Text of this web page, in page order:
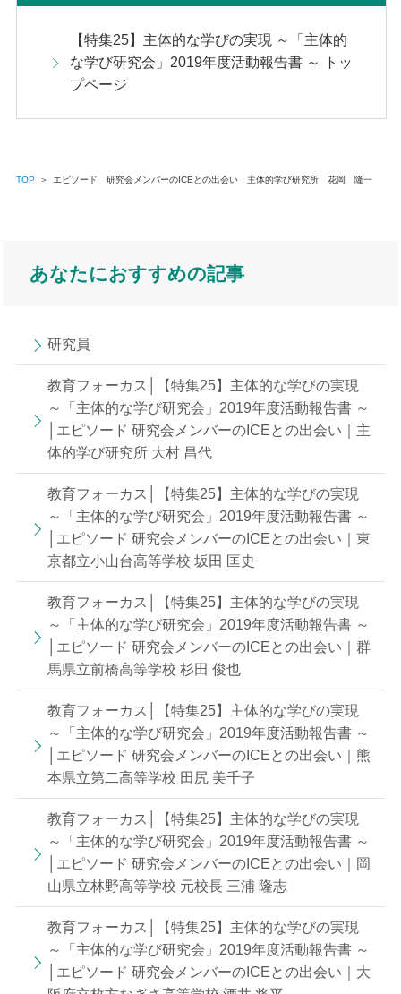
【特集25】主体的な学びの実現 ～「主体的
な学び研究会」2019年度活動報告書 ～ トッ
プページ
TOP ＞ エピソード 研究会メンバーのICEとの出会い 主体的学び研究所 花岡 隆一
あなたにおすすめの記事
研究員
教育フォーカス│【特集25】主体的な学びの実現
～「主体的な学び研究会」2019年度活動報告書 ～
│エピソード 研究会メンバーのICEとの出会い｜主
体的学び研究所 大村 昌代
教育フォーカス│【特集25】主体的な学びの実現
～「主体的な学び研究会」2019年度活動報告書 ～
│エピソード 研究会メンバーのICEとの出会い｜東
京都立小山台高等学校 坂田 匡史
教育フォーカス│【特集25】主体的な学びの実現
～「主体的な学び研究会」2019年度活動報告書 ～
│エピソード 研究会メンバーのICEとの出会い｜群
馬県立前橋高等学校 杉田 俊也
教育フォーカス│【特集25】主体的な学びの実現
～「主体的な学び研究会」2019年度活動報告書 ～
│エピソード 研究会メンバーのICEとの出会い｜熊
本県立第二高等学校 田尻 美千子
教育フォーカス│【特集25】主体的な学びの実現
～「主体的な学び研究会」2019年度活動報告書 ～
│エピソード 研究会メンバーのICEとの出会い｜岡
山県立林野高等学校 元校長 三浦 隆志
教育フォーカス│【特集25】主体的な学びの実現
～「主体的な学び研究会」2019年度活動報告書 ～
│エピソード 研究会メンバーのICEとの出会い｜大